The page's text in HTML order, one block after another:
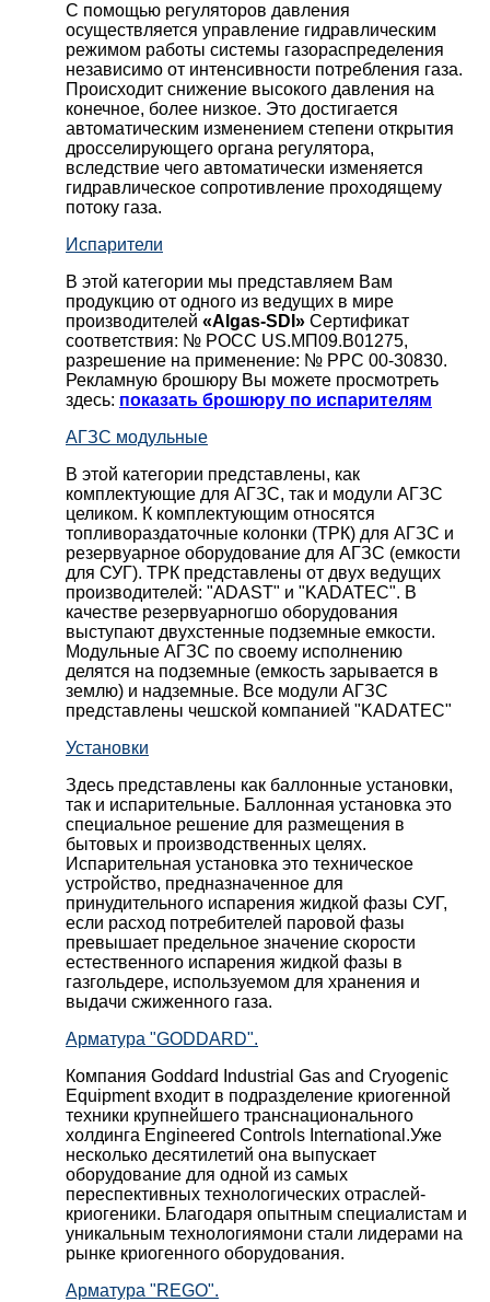
С помощью регуляторов давления
осуществляется управление гидравлическим
режимом работы системы газораспределения
независимо от интенсивности потребления газа.
Происходит снижение высокого давления на
конечное, более низкое. Это достигается
автоматическим изменением степени открытия
дросселирующего органа регулятора,
вследствие чего автоматически изменяется
гидравлическое сопротивление проходящему
потоку газа.
Испарители
В этой категории мы представляем Вам
продукцию от одного из ведущих в мире
производителей «Algas-SDI» Сертификат
соответствия: № РОСС US.МП09.В01275,
разрешение на применение: № РРС 00-30830.
Рекламную брошюру Вы можете просмотреть
здесь: показать брошюру по испарителям
АГЗС модульные
В этой категории представлены, как
комплектующие для АГЗС, так и модули АГЗС
целиком. К комплектующим относятся
топливораздаточные колонки (ТРК) для АГЗС и
резервуарное оборудование для АГЗС (емкости
для СУГ). ТРК представлены от двух ведущих
производителей: "ADAST" и "KADATEC". В
качестве резервуарногшо оборудования
выступают двухстенные подземные емкости.
Модульные АГЗС по своему исполнению
делятся на подземные (емкость зарывается в
землю) и надземные. Все модули АГЗС
представлены чешской компанией "KADATEC"
Установки
Здесь представлены как баллонные установки,
так и испарительные. Баллонная установка это
специальное решение для размещения в
бытовых и производственных целях.
Испарительная установка это техническое
устройство, предназначенное для
принудительного испарения жидкой фазы СУГ,
если расход потребителей паровой фазы
превышает предельное значение скорости
естественного испарения жидкой фазы в
газгольдере, используемом для хранения и
выдачи сжиженного газа.
Арматура "GODDARD".
Компания Goddard Industrial Gas and Cryogenic
Equipment входит в подразделение криогенной
техники крупнейшего транснационального
холдинга Engineered Controls International.Уже
несколько десятилетий она выпускает
оборудование для одной из самых
переспективных технологических отраслей-
криогеники. Благодаря опытным специалистам и
уникальным технологиямони стали лидерами на
рынке криогенного оборудования.
Арматура "REGO".